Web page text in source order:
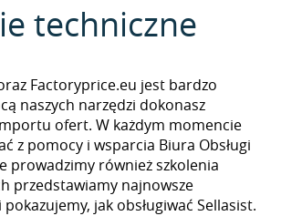
techniczne
Factoryprice.eu jest bardzo
naszych narzędzi dokonasz
ofert. W każdym momencie
z pomocy i wsparcia Biura Obsługi
prowadzimy również szkolenia
przedstawiamy najnowsze
jak obsługiwać Sellasist.